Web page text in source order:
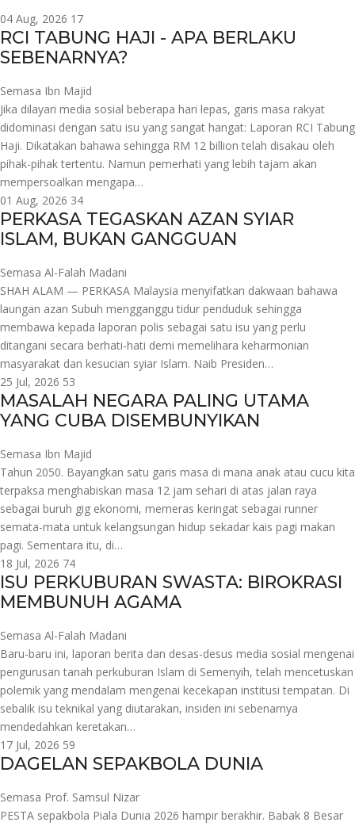
04 Aug, 2026 17
RCI TABUNG HAJI - APA BERLAKU
SEBENARNYA?
Semasa Ibn Majid
Jika dilayari media sosial beberapa hari lepas, garis masa rakyat
didominasi dengan satu isu yang sangat hangat: Laporan RCI Tabung
Haji. Dikatakan bahawa sehingga RM 12 billion telah disakau oleh
pihak-pihak tertentu. Namun pemerhati yang lebih tajam akan
mempersoalkan mengapa…
01 Aug, 2026 34
PERKASA TEGASKAN AZAN SYIAR
ISLAM, BUKAN GANGGUAN
Semasa Al-Falah Madani
SHAH ALAM — PERKASA Malaysia menyifatkan dakwaan bahawa
laungan azan Subuh mengganggu tidur penduduk sehingga
membawa kepada laporan polis sebagai satu isu yang perlu
ditangani secara berhati-hati demi memelihara keharmonian
masyarakat dan kesucian syiar Islam. Naib Presiden…
25 Jul, 2026 53
MASALAH NEGARA PALING UTAMA
YANG CUBA DISEMBUNYIKAN
Semasa Ibn Majid
Tahun 2050. Bayangkan satu garis masa di mana anak atau cucu kita
terpaksa menghabiskan masa 12 jam sehari di atas jalan raya
sebagai buruh gig ekonomi, memeras keringat sebagai runner
semata-mata untuk kelangsungan hidup sekadar kais pagi makan
pagi. Sementara itu, di…
18 Jul, 2026 74
ISU PERKUBURAN SWASTA: BIROKRASI
MEMBUNUH AGAMA
Semasa Al-Falah Madani
Baru-baru ini, laporan berita dan desas-desus media sosial mengenai
pengurusan tanah perkuburan Islam di Semenyih, telah mencetuskan
polemik yang mendalam mengenai kecekapan institusi tempatan. Di
sebalik isu teknikal yang diutarakan, insiden ini sebenarnya
mendedahkan keretakan…
17 Jul, 2026 59
DAGELAN SEPAKBOLA DUNIA
Semasa Prof. Samsul Nizar
PESTA sepakbola Piala Dunia 2026 hampir berakhir. Babak 8 Besar